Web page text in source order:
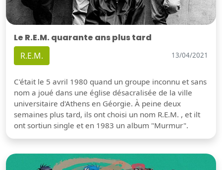
Le R.E.M. quarante ans plus tard
R.E.M. 13/04/2021
C'était le 5 avril 1980 quand un groupe inconnu et sans
nom a joué dans une église désacralisée de la ville
universitaire d'Athens en Géorgie. À peine deux
semaines plus tard, ils ont choisi un nom R.E.M. , et ilt
ont sortiun single et en 1983 un album "Murmur".